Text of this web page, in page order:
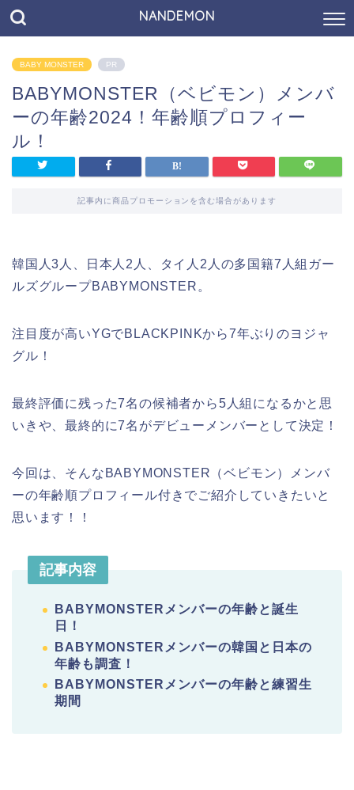
NANDEMON
BABY MONSTER PR
BABYMONSTER（ベビモン）メンバ
ーの年齢2024！年齢順プロフィー
ル！
記事内に商品プロモーションを含む場合があります
韓国人3人、日本人2人、タイ人2人の多国籍7人組ガー
ルズグループBABYMONSTER。
注目度が高いYGでBLACKPINKから7年ぶりのヨジャ
グル！
最終評価に残った7名の候補者から5人組になるかと思
いきや、最終的に7名がデビューメンバーとして決定！
今回は、そんなBABYMONSTER（ベビモン）メンバ
ーの年齢順プロフィール付きでご紹介していきたいと
思います！！
記事内容
BABYMONSTERメンバーの年齢と誕生
日！
BABYMONSTERメンバーの韓国と日本の
年齢も調査！
BABYMONSTERメンバーの年齢と練習生
期間